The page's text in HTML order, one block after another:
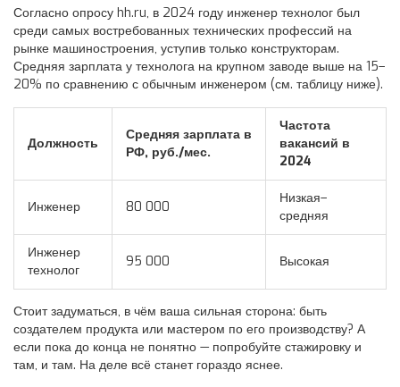
Согласно опросу hh.ru, в 2024 году инженер технолог был
среди самых востребованных технических профессий на
рынке машиностроения, уступив только конструкторам.
Средняя зарплата у технолога на крупном заводе выше на 15–
20% по сравнению с обычным инженером (см. таблицу ниже).
Должность
Средняя зарплата в
РФ, руб./мес.
Частота
вакансий в
2024
Инженер 80 000
Низкая–
средняя
Инженер
технолог
95 000 Высокая
Стоит задуматься, в чём ваша сильная сторона: быть
создателем продукта или мастером по его производству? А
если пока до конца не понятно — попробуйте стажировку и
там, и там. На деле всё станет гораздо яснее.